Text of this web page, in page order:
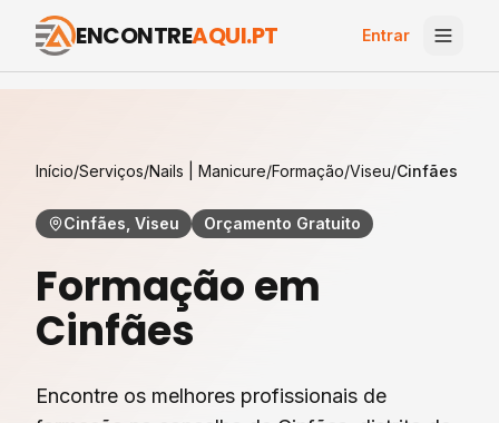
ENCONTREAQUI.PT Entrar
Início/Serviços/Nails | Manicure/Formação/Viseu/Cinfães
Cinfães, Viseu Orçamento Gratuito
Formaçãoem
Cinfães
Encontre os melhores profissionais de